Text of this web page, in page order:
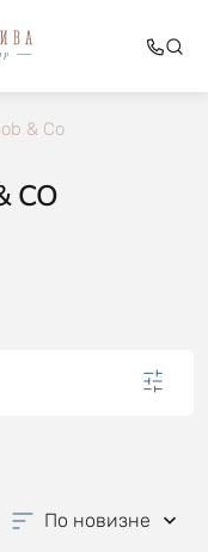
& Co
CO
По новизне